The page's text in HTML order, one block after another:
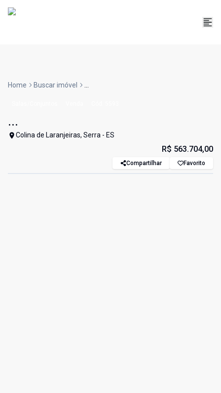
Home Buscar imóvel ...
...
Colina de Laranjeiras, Serra - ES
R$ 563.704,00
Compartilhar Favorito